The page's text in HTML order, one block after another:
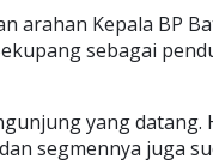
arahan Kepala BP
sebagai
yang datang.
segmennya juga